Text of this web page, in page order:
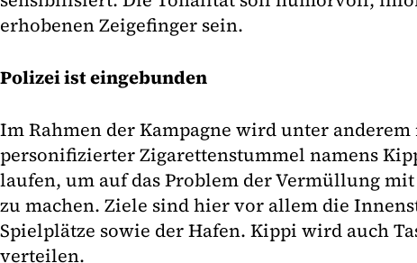
erhobenen Zeigefinger sein.
Polizei ist eingebunden
Im Rahmen der Kampagne wird unter
personifizierter Zigarettenstummel namens
laufen, um auf das Problem der Vermüllung
zu machen. Ziele sind hier vor allem die
Spielplätze sowie der Hafen. Kippi wird auch
verteilen.